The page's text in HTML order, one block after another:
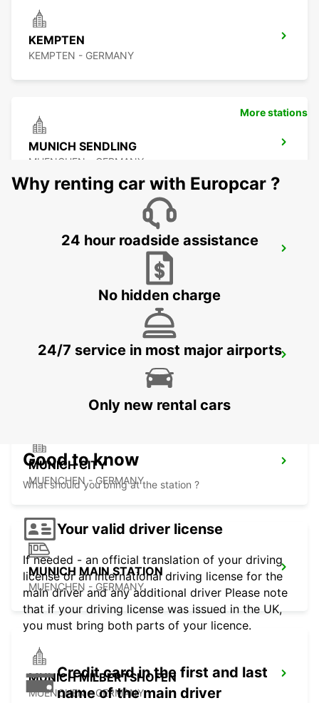
KEMPTEN
KEMPTEN - GERMANY
MUNICH SENDLING
MUENCHEN - GERMANY
MUNICH HAIDHAUSEN
MUNICH PASING
MUNICH CITY
MUENCHEN - GERMANY
MUNICH MAIN STATION
MUENCHEN - GERMANY
MUNICH MILBERTSHOFEN
MUENCHEN - GERMANY
More stations
Why renting car with Europcar ?
24 hour roadside assistance
No hidden charge
24/7 service in most major airports
Only new rental cars
Good to know
What should you bring at the station ?
Your valid driver license
If needed - an official translation of your driving
license or an international driving license for the
main driver and any additional driver Please note
that if your driving license was issued in the UK,
you must bring both parts of your licence.
Credit card in the first and last
name of the main driver